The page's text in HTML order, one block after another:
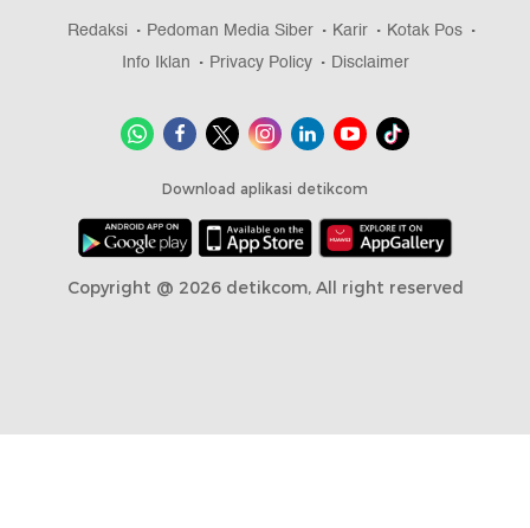
Redaksi Pedoman Media Siber Karir
Kotak Pos
Info Iklan
Privacy Policy Disclaimer
Download aplikasi detikcom
Copyright @ 2026 detikcom, All right reserved